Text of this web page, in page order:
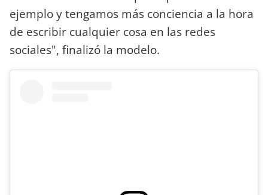
ejemplo y tengamos más conciencia a la hora
de escribir cualquier cosa en las redes
sociales", finalizó la modelo.